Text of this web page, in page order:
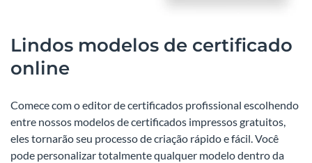
Lindos modelos de certificado
online
Comece com o editor de certificados profissional escolhendo
entre nossos modelos de certificados impressos gratuitos,
eles tornarão seu processo de criação rápido e fácil. Você
pode personalizar totalmente qualquer modelo dentro da